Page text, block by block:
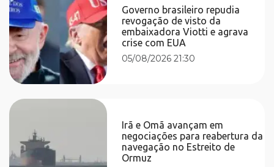
Governo brasileiro repudia
revogação de visto da
embaixadora Viotti e agrava
crise com EUA
05/08/2026 21:30
Irã e Omã avançam em
negociações para reabertura da
navegação no Estreito de
Ormuz